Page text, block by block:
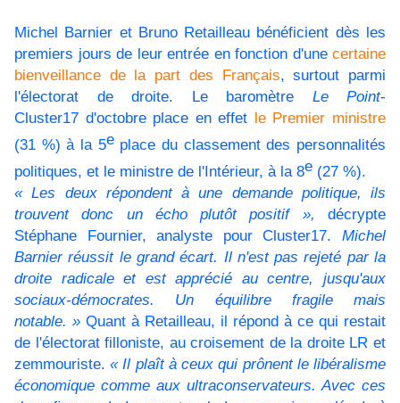
Michel Barnier et Bruno Retailleau bénéficient dès les
premiers jours de leur entrée en fonction d'une certaine
bienveillance de la part des Français, surtout parmi
l'électorat de droite. Le baromètre Le Point-
Cluster17 d'octobre place en effet le Premier ministre
(31 %) à la 5eplace du classement des personnalités
politiques, et le ministre de l'Intérieur, à la 8e (27 %).
« Les deux répondent à une demande politique, ils
trouvent donc un écho plutôt positif », décrypte
Stéphane Fournier, analyste pour Cluster17. Michel
Barnier réussit le grand écart. Il n'est pas rejeté par la
droite radicale et est apprécié au centre, jusqu'aux
sociaux-démocrates. Un équilibre fragile mais
notable. » Quant à Retailleau, il répond à ce qui restait
de l'électorat filloniste, au croisement de la droite LR et
zemmouriste.« Il plaît à ceux qui prônent le libéralisme
économique comme aux ultraconservateurs. Avec ces